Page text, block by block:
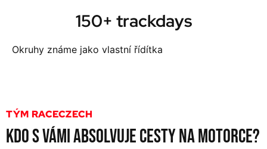
150+ trackdays
Okruhy známe jako vlastní řídítka
TÝM RACECZECH
KDO S VÁMI ABSOLVUJE CESTY NA MOTORCE?